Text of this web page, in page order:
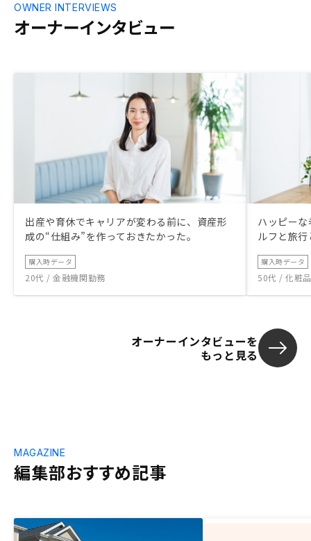
オーナーインタビュー
OWNER INTERVIEWS
出産や育休でキャリアが変わる前に、資産形
成の“仕組み”を作っておきたかった。
購入時データ
20代 / 金融機関勤務
ハッピー
ルフと旅
購入時データ
50代 / 化粧
オーナーインタビューを
もっと見る
編集部おすすめ記事
MAGAZINE